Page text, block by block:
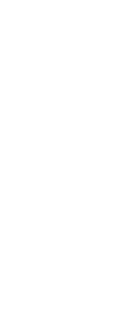
надежное
для вентиляции и
уютный, теплый
вариант,
доски отсутствует
Благодаря плавному
полотна.
плоскую лицевую
на ощупь. Как и
продольными
из вагонки софтлайн
дает возможность
который
лицевую
бруса. Этот тип
ценится за
без полки и с
деревянного